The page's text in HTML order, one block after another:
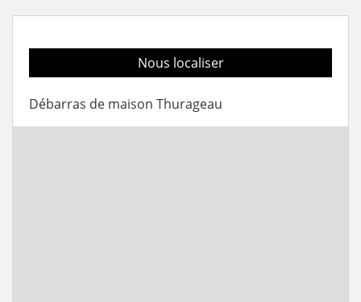
Nous localiser
Débarras de maison Thurageau